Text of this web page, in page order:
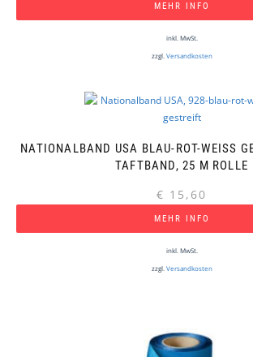
MEHR INFO
inkl. MwSt.
zzgl. Versandkosten
NATIONALBAND USA BLAU-ROT-WEISS
AFTBAND, 25 M ROLLE
€ 15,60
MEHR INFO
inkl. MwSt.
zzgl. Versandkosten